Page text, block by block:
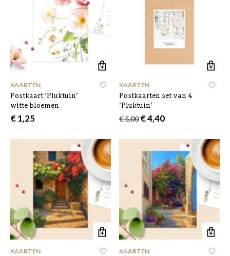
KAARTEN
Postkaart ‘Pluktuin’
witte bloemen
€1,25
KAARTEN
Postkaarten set van 4
‘Pluktuin’
€5,00 Oorspronkelijke
€4,40Huidige
€ 4,40.
KAARTEN
KAARTEN